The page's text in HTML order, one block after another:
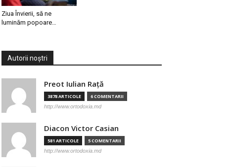
Ziua Învierii, să ne
luminăm popoare…
Autorii noștri
Preot Iulian Raţă
3878 ARTICOLE 6 COMENTARII
http://www.ortodoxia.md
Diacon Victor Casian
581 ARTICOLE 5 COMENTARII
http://www.ortodoxia.md